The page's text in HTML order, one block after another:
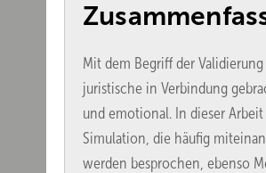
Mit dem Begriff der
juristische in Verbindung
und emotional. In dieser
Simulation, die häufig
werden besprochen, ebenso